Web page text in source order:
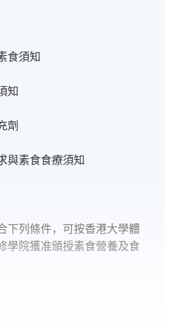
食須知
知
劑
與素食食療須知
下列條件，可按香港大學體
學院獲准頒授素食營養及食